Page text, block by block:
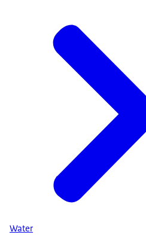
Water